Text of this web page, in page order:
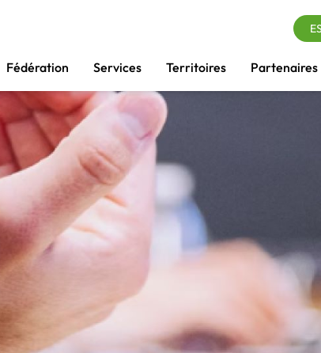
Fédération Services Territoires Partenaires